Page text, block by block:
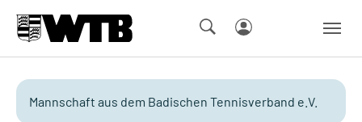
Mannschaft aus dem Badischen Tennisverband e.V.